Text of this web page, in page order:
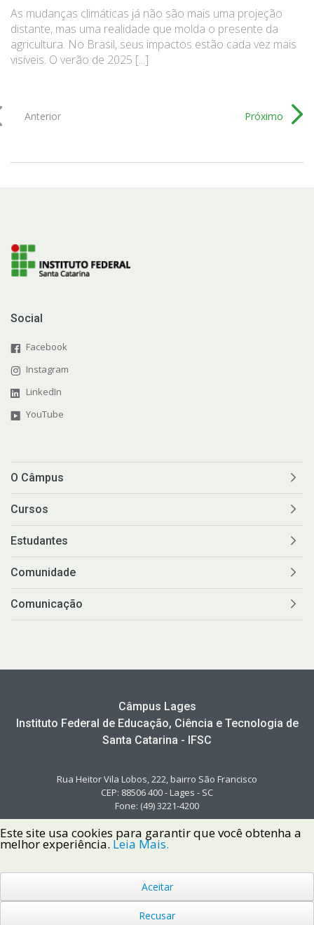
As mudanças climáticas já não são mais uma projeção
distante, mas uma realidade que molda o presente da
agricultura. No Brasil, seus impactos estão cada vez mais
visíveis. O verão de 2025 [...]
Anterior Próximo
Social
Facebook
Instagram
LinkedIn
YouTube
O Câmpus
Cursos
Estudantes
Comunidade
Comunicação
Câmpus Lages
Instituto Federal de Educação, Ciência e Tecnologia de
Santa Catarina - IFSC
Rua Heitor Vila Lobos, 222, bairro São Francisco
CEP: 88506 400 - Lages - SC
Fone: (49) 3221-4200
Copyright © 2022 Instituto Federal de Santa Catarina IFSC
Todos os Direitos Reservados.
Este site usa cookies para garantir que você obtenha a
melhor experiência. Leia Mais.
Aceitar
Recusar